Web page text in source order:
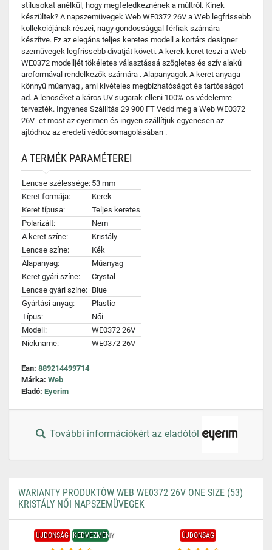
stílusokat anélkül, hogy megfeledkeznének a múltról. Kinek
készültek? A napszemüvegek Web WE0372 26V a Web legfrissebb
kollekciójának részei, nagy gondossággal férfiak számára
készítve. Ez az elegáns teljes keretes modell a kortárs designer
szemüvegek legfrissebb divatját követi. A kerek keret teszi a Web
WE0372 modelljét tökéletes választássá szögletes és szív alakú
arcformával rendelkezők számára . Alapanyagok A keret anyaga
könnyű műanyag , ami kivételes megbízhatóságot és tartósságot
ad. A lencséket a káros UV sugarak elleni 100%-os védelemre
tervezték. Ingyenes Szállítás 29 900 FT Vedd meg a Web WE0372
26V -et most az eyerimen és ingyen szállítjuk egyenesen az
ajtódhoz az eredeti védőcsomagolásában .
A TERMÉK PARAMÉTEREI
Lencse szélessége: 53 mm
Keret formája:
Kerek
Keret típusa:
Teljes keretes
Polarizált:
Nem
A keret színe:
Kristály
Lencse színe:
Kék
Alapanyag:
Műanyag
Keret gyári színe:
Crystal
Lencse gyári színe: Blue
Gyártási anyag:
Plastic
Típus:
Női
Modell:
WE0372 26V
Nickname:
WE0372 26V
Ean: 889214499714
Márka: Web
Eladó: Eyerim
További információkért az eladótól
WARIANTY PRODUKTÓW WEB WE0372 26V ONE SIZE (53)
KRISTÁLY NŐI NAPSZEMÜVEGEK
ÚJDONSÁG KEDVEZMÉNY ÚJDONSÁG